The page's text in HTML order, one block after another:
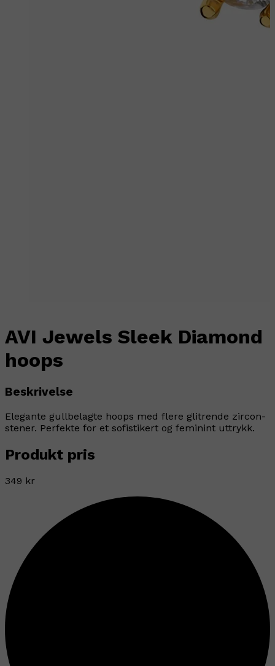
AVI Jewels Sleek Diamond
hoops
Beskrivelse
Elegante gullbelagte hoops med flere glitrende zircon-
stener. Perfekte for et sofistikert og feminint uttrykk.
Produkt pris
349 kr